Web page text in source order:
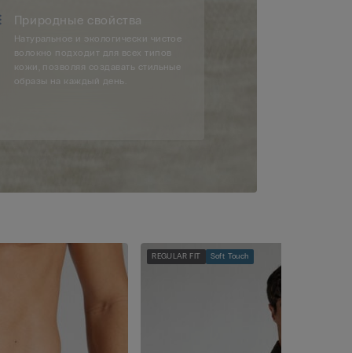
Природные свойства
Натуральное и экологически чистое
волокно подходит для всех типов
кожи, позволяя создавать стильные
образы на каждый день.
REGULAR FIT Soft Touch